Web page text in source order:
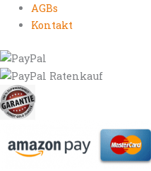
AGBs
Kontakt